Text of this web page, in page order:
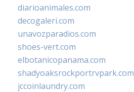
diarioanimales.com
decogaleri.com
unavozparadios.com
shoes-vert.com
elbotanicopanama.com
shadyoaksrockportrvpark.com
jccoinlaundry.com